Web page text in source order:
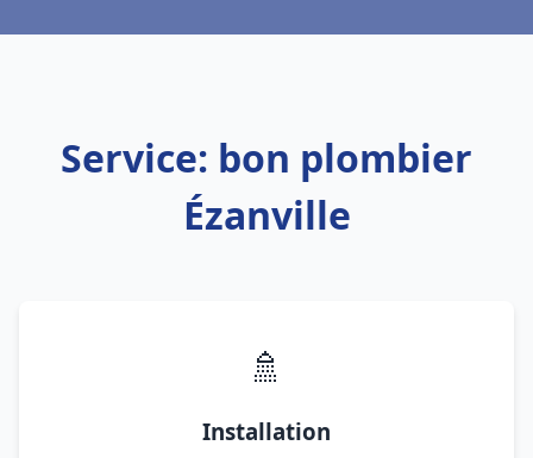
Service: bon plombier
Ézanville
🚿
Installation